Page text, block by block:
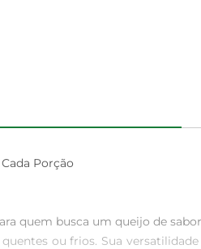
Porção
quem busca um queijo de
ou frios. Sua